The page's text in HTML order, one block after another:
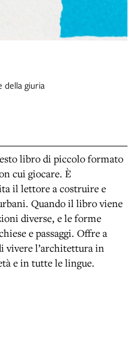
della giuria
libro di piccolo formato
cui giocare. È
il lettore a costruire e
Quando il libro viene
diverse, e le forme
e passaggi. Offre a
l’architettura in
e in tutte le lingue.